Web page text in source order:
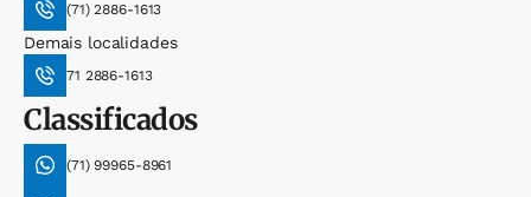
(71) 2886-1613
Demais localidades
71 2886-1613
Classificados
(71) 99965-8961